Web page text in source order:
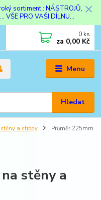
sortiment : NÁSTROJŮ,
VŠE PRO VAŠI DÍLNU...
Menu
Hledat
0 ks
za 0,00 Kč
stěny a stropy Průměr 225mm
stěny a